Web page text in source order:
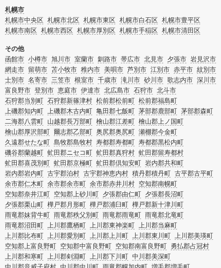
付けについての情報も豊富です。
札幌市
札幌市中央区 札幌市北区 札幌市東区 札幌市白石区 札幌市豊平区
札幌市南区 札幌市西区 札幌市厚別区 札幌市手稲区 札幌市清田区
その他
函館市 小樽市 旭川市 室蘭市 釧路市 帯広市 北見市 夕張市 岩見沢市
網走市 留萌市 苫小牧市 稚内市 美唄市 芦別市 江別市 赤平市 紋別市
士別市 名寄市 三笠市 根室市 千歳市 滝川市 砂川市 歌志内市 深川市
富良野市 登別市 恵庭市 伊達市 北広島市 石狩市 北斗市
石狩郡当別町 石狩郡新篠津村 松前郡松前町 松前郡福島町
上磯郡知内町 上磯郡木古内町 亀田郡七飯町 茅部郡鹿部町 茅部郡森町
二海郡八雲町 山越郡長万部町 檜山郡江差町 檜山郡上ノ国町
檜山郡厚沢部町 爾志郡乙部町 奥尻郡奥尻町 瀬棚郡今金町
久遠郡せたな町 島牧郡島牧村 寿都郡寿都町 寿都郡黒松内町
磯谷郡蘭越町 虻田郡ニセコ町 虻田郡真狩村 虻田郡留寿都村
虻田郡喜茂別町 虻田郡京極町 虻田郡倶知安町 岩内郡共和町
岩内郡岩内町 古宇郡泊村 古宇郡神恵内村 積丹郡積丹町 古平郡古平町
余市郡仁木町 余市郡余市町 余市郡赤井川村 空知郡南幌町
空知郡奈井江町 空知郡上砂川町 夕張郡由仁町 夕張郡長沼町
夕張郡栗山町 樺戸郡月形町 樺戸郡浦臼町 樺戸郡新十津川町
雨竜郡妹背牛町 雨竜郡秩父別町 雨竜郡雨竜町 雨竜郡北竜町
雨竜郡沼田町 上川郡鷹栖町 上川郡東神楽町 上川郡当麻町
上川郡比布町 上川郡愛別町 上川郡上川町 上川郡東川町 上川郡美瑛町
空知郡上富良野町 空知郡中富良野町 空知郡南富良野町 勇払郡占冠村
上川郡和寒町 上川郡剣淵町 上川郡下川町 中川郡美深町